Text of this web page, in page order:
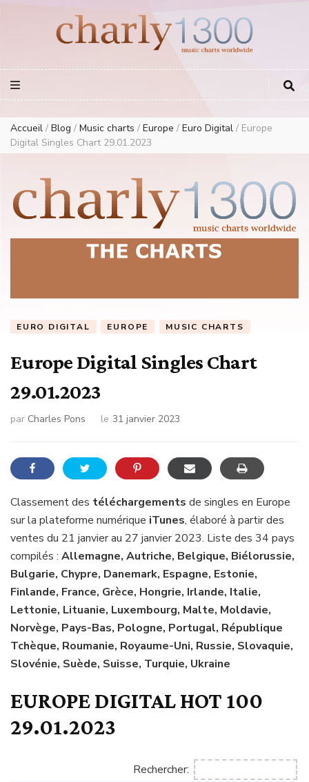
European Music Charts plus USA and Australia
Accueil / Blog / Music charts / Europe / Euro Digital / Europe
Digital Singles Chart 29.01.2023
EURO DIGITAL EUROPE MUSIC CHARTS
Europe Digital Singles Chart
29.01.2023
par Charles Pons le 31 janvier 2023
Classement des téléchargements de singles en Europe
sur la plateforme numérique iTunes, élaboré à partir des
ventes du 21 janvier au 27 janvier 2023. Liste des 34 pays
compilés : Allemagne, Autriche, Belgique, Biélorussie,
Bulgarie, Chypre, Danemark, Espagne, Estonie,
Finlande, France, Grèce, Hongrie, Irlande, Italie,
Lettonie, Lituanie, Luxembourg, Malte, Moldavie,
Norvège, Pays-Bas, Pologne, Portugal, République
Tchèque, Roumanie, Royaume-Uni, Russie, Slovaquie,
Slovénie, Suède, Suisse, Turquie, Ukraine
EUROPE DIGITAL HOT 100
29.01.2023
Rechercher: